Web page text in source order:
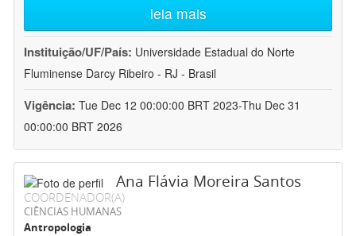
leia mais
Instituição/UF/País: Universidade Estadual do Norte
Fluminense Darcy Ribeiro - RJ - Brasil
Vigência: Tue Dec 12 00:00:00 BRT 2023-Thu Dec 31
00:00:00 BRT 2026
Ana Flávia Moreira Santos
COORDENADOR(A)
CIÊNCIAS HUMANAS
Antropologia